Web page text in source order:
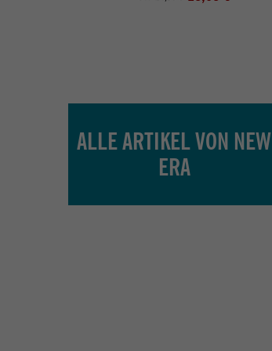
ALLE ARTIKEL VON NEW
ERA